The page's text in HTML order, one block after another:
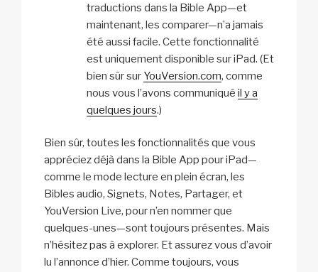
traductions dans la Bible App—et
maintenant, les comparer—n’a jamais
été aussi facile. Cette fonctionnalité
est uniquement disponible sur iPad. (Et
bien sûr sur YouVersion.com, comme
nous vous l’avons communiqué il y a
quelques jours.)
Bien sûr, toutes les fonctionnalités que vous
appréciez déjà dans la Bible App pour iPad—
comme le mode lecture en plein écran, les
Bibles audio, Signets, Notes, Partager, et
YouVersion Live, pour n’en nommer que
quelques-unes—sont toujours présentes. Mais
n’hésitez pas à explorer. Et assurez vous d’avoir
lu l’annonce d’hier. Comme toujours, vous